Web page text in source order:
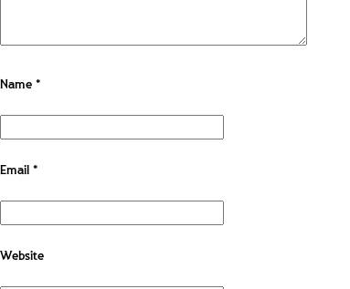
Name*
Email*
Website